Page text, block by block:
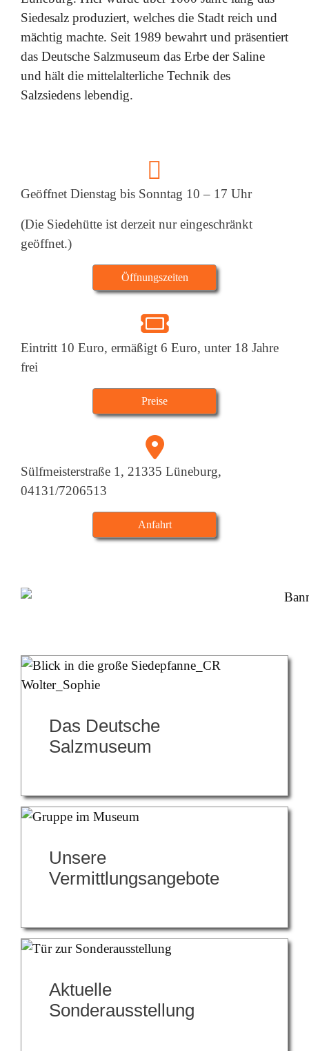
Siedesalz produziert, welches die Stadt reich und
mächtig machte. Seit 1989 bewahrt und präsentiert
das Deutsche Salzmuseum das Erbe der Saline
und hält die mittelalterliche Technik des
Salzsiedens lebendig.
clock
Geöffnet Dienstag bis Sonntag 10 – 17 Uhr
(Die Siedehütte ist derzeit nur eingeschränkt
geöffnet.)
Öffnungszeiten
fas
fa-
Eintritt 10 Euro, ermäßigt 6 Euro, unter 18 Jahre
frei
Preise
fas
fa-
Sülfmeisterstraße 1, 21335 Lüneburg,
04131/7206513
Anfahrt
Das Deutsche
Salzmuseum
Unsere
Vermittlungsangebote
Aktuelle
Sonderausstellung